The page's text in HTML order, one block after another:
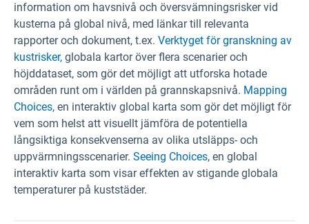
information om havsnivå och översvämningsrisker vid
kusterna på global nivå, med länkar till relevanta
rapporter och dokument, t.ex. Verktyget för granskning av
kustrisker, globala kartor över flera scenarier och
höjddataset, som gör det möjligt att utforska hotade
områden runt om i världen på grannskapsnivå. Mapping
Choices, en interaktiv global karta som gör det möjligt för
vem som helst att visuellt jämföra de potentiella
långsiktiga konsekvenserna av olika utsläpps- och
uppvärmningsscenarier. Seeing Choices, en global
interaktiv karta som visar effekten av stigande globala
temperaturer på kuststäder.